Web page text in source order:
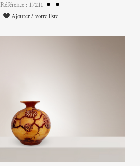
Référence : 17211
Ajouter à votre liste